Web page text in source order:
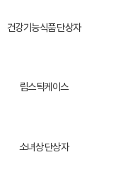
건강기능식품 단상자
립스틱케이스
소녀상 단상자